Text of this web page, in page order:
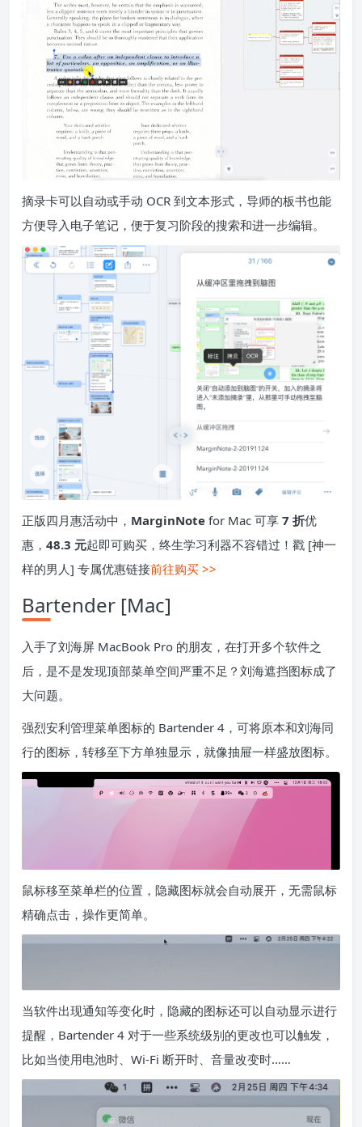
摘录卡可以自动或手动 OCR 到文本形式，导师的板书也能
方便导入电子笔记，便于复习阶段的搜索和进一步编辑。
正版四月惠活动中， MarginNote for Mac 可享 7 折优
惠， 48.3 元起即可购买，终生学习利器不容错过！戳 [神一
样的男人] 专属优惠链接前往购买 >>
Bartender [Mac]
入手了刘海屏 MacBook Pro 的朋友，在打开多个软件之
后，是不是发现顶部菜单空间严重不足？刘海遮挡图标成了
大问题。
强烈安利管理菜单图标的 Bartender 4，可将原本和刘海同
行的图标，转移至下方单独显示，就像抽屉一样盛放图标。
鼠标移至菜单栏的位置，隐藏图标就会自动展开，无需鼠标
精确点击，操作更简单。
当软件出现通知等变化时，隐藏的图标还可以自动显示进行
提醒，Bartender 4 对于一些系统级别的更改也可以触发，
比如当使用电池时、Wi-Fi 断开时、音量改变时……